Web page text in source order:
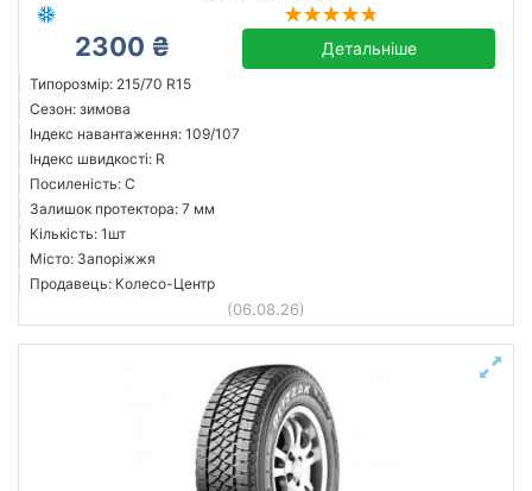
2300 ₴ Детальніше
Типорозмір: 215/70 R15
Сезон: зимова
Індекс навантаження: 109/107
Індекс швидкості: R
Посиленість: C
Залишок протектора: 7 мм
Кількість: 1шт
Місто: Запоріжжя
Продавець: Колесо-Центр
(06.08.26)